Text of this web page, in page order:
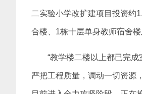
二实验小学改扩建项目投资约
合楼、1栋十层单身教师宿舍
“教学楼二楼以上都已完
严把工程质量，调动一切资源